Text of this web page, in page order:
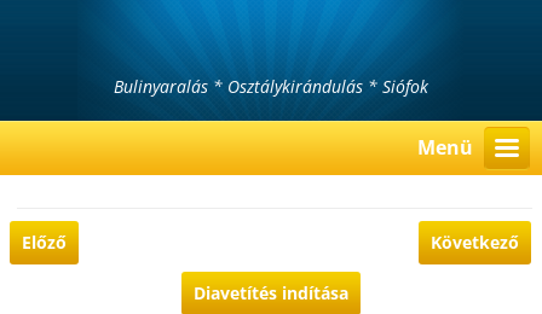
Bulinyaralás * Osztálykirándulás * Siófok
Menü
Előző Következő
Diavetítés indítása